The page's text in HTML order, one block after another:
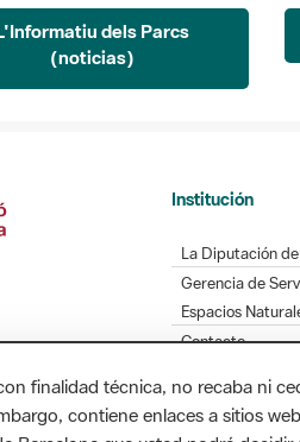
dels Parcs
(noticias)
Institución
La Diputación
Gerencia de
Espacios
Contacto
finalidad técnica, no recaba ni
contiene enlaces a sitios